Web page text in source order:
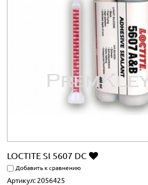
LOCTITE SI 5607 DC
Добавить к сравнению
Артикул: 2056425